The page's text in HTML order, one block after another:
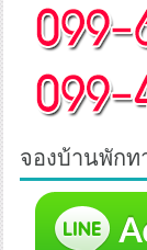
จองบ้านพักท